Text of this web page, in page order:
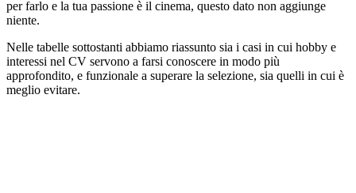
per farlo e la tua passione è il cinema, questo dato non aggiunge
niente.
Nelle tabelle sottostanti abbiamo riassunto sia i casi in cui hobby e
interessi nel CV servono a farsi conoscere in modo più
approfondito, e funzionale a superare la selezione, sia quelli in cui è
meglio evitare.